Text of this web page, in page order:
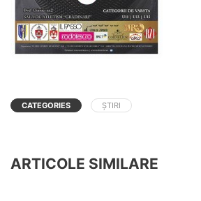
CATEGORIES ȘTIRI
ARTICOLE SIMILARE